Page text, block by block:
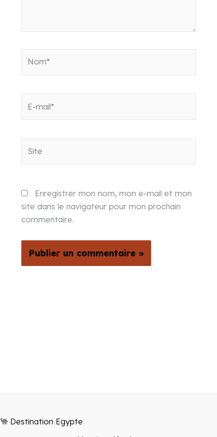
mail*
Enregistrer mon nom, mon e-mail et mon
site dans le navigateur pour mon prochain
commentaire.
🐪 Destination Egypte